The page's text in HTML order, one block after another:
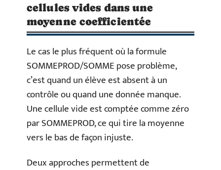
cellules vides dans une
moyenne coefficientée
Le cas le plus fréquent où la formule
SOMMEPROD/SOMME pose problème,
c’est quand un élève est absent à un
contrôle ou quand une donnée manque.
Une cellule vide est comptée comme zéro
par SOMMEPROD, ce qui tire la moyenne
vers le bas de façon injuste.
Deux approches permettent de